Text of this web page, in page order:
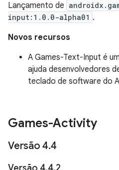
Lançamento de
input:1.0.0-alpha01 .
Novos recursos
A Games-Text-Input é
ajuda desenvolvedores
teclado de software do
Games-Activity
Versão 4.4